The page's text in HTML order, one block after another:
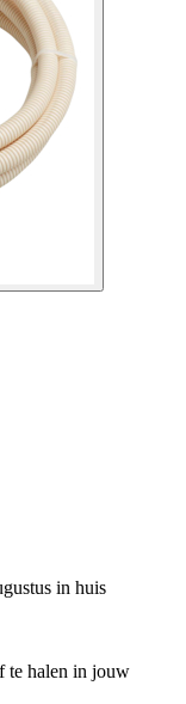
in huis
te halen in jouw